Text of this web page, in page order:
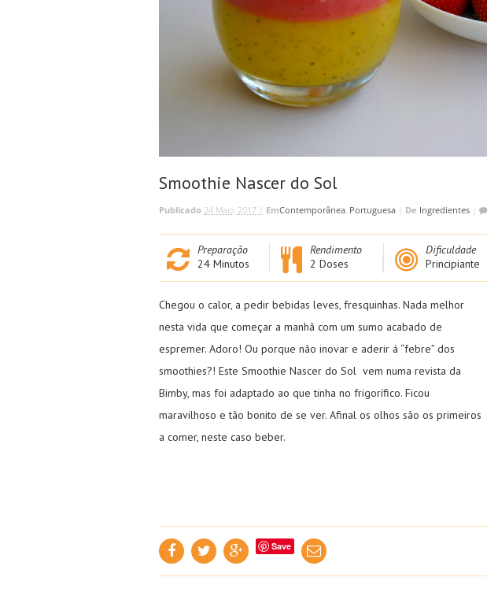
Smoothie Nascer do Sol
Publicado 24 Maio, 2017 | EmContemporânea, Portuguesa De Ingredientes
Preparação
24 Minutos
Rendimento
2 Doses
Dificuldade
Principiante
Chegou o calor, a pedir bebidas leves, fresquinhas. Nada melhor
nesta vida que começar a manhã com um sumo acabado de
espremer. Adoro! Ou porque não inovar e aderir á “febre” dos
smoothies?! Este Smoothie Nascer do Sol vem numa revista da
Bimby, mas foi adaptado ao que tinha no frigorífico. Ficou
maravilhoso e tão bonito de se ver. Afinal os olhos são os primeiros
a comer, neste caso beber.
Save